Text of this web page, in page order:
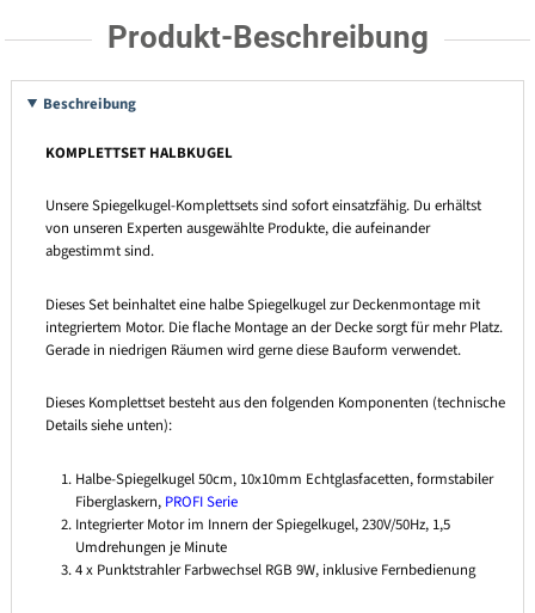
Produkt-Beschreibung
Beschreibung
KOMPLETTSET HALBKUGEL
Unsere Spiegelkugel-Komplettsets sind sofort einsatzfähig. Du erhältst
von unseren Experten ausgewählte Produkte, die aufeinander
abgestimmt sind.
Dieses Set beinhaltet eine halbe Spiegelkugel zur Deckenmontage mit
integriertem Motor. Die flache Montage an der Decke sorgt für mehr Platz.
Gerade in niedrigen Räumen wird gerne diese Bauform verwendet.
Dieses Komplettset besteht aus den folgenden Komponenten (technische
Details siehe unten):
Halbe-Spiegelkugel 50cm, 10x10mm Echtglasfacetten, formstabiler
Fiberglaskern, PROFI Serie
Integrierter Motor im Innern der Spiegelkugel, 230V/50Hz, 1,5
Umdrehungen je Minute
4 x Punktstrahler Farbwechsel RGB 9W, inklusive Fernbedienung